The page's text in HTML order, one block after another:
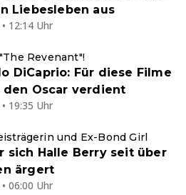
Liebesleben aus
12:14 Uhr
Revenant"!
DiCaprio: Für diese Filme
Oscar verdient
19:35 Uhr
und Ex-Bond Girl
sich Halle Berry seit über
ärgert
06:00 Uhr